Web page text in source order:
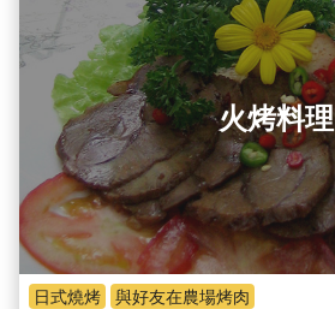
火烤料理
日式燒烤 與好友在農場烤肉